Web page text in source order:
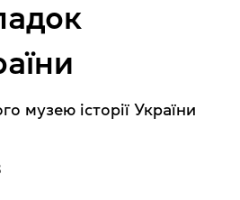
музею історії України